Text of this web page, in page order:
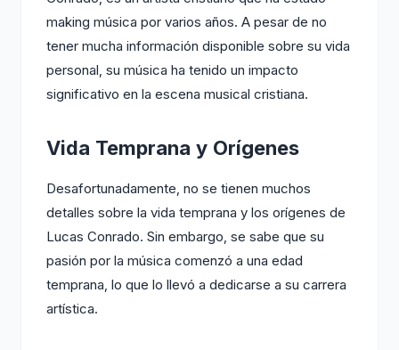
making música por varios años. A pesar de no
tener mucha información disponible sobre su vida
personal, su música ha tenido un impacto
significativo en la escena musical cristiana.
Vida Temprana y Orígenes
Desafortunadamente, no se tienen muchos
detalles sobre la vida temprana y los orígenes de
Lucas Conrado. Sin embargo, se sabe que su
pasión por la música comenzó a una edad
temprana, lo que lo llevó a dedicarse a su carrera
artística.